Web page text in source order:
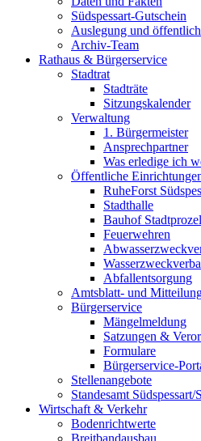
Südspessart-Gutschein
Auslegung und
Archiv-Team
Rathaus & Bürgerservice
Stadtrat
Stadträte
Sitzungskalender
Verwaltung
1. Bürgermeister
Ansprechpartner
Was erledige ich
Öffentliche
RuheForst
Stadthalle
Bauhof
Feuerwehren
Abfallentsorgung
Amtsblatt- und
Bürgerservice
Mängelmeldung
Satzungen &
Formulare
Bürgerservice-
Stellenangebote
Standesamt Südspessart/
Wirtschaft & Verkehr
Bodenrichtwerte
Breitbandausbau